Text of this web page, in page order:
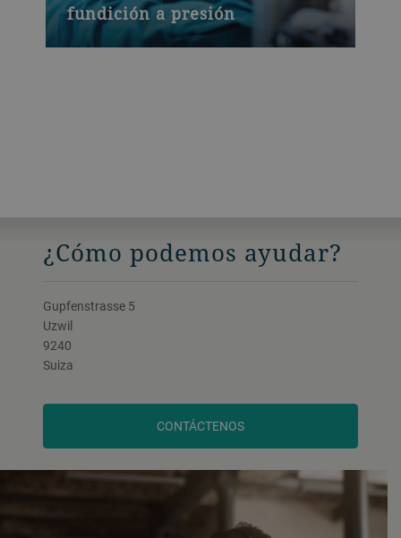
fundición a presión
¿Cómo podemos ayudar?
Gupfenstrasse 5
Uzwil
9240
Suiza
CONTÁCTENOS